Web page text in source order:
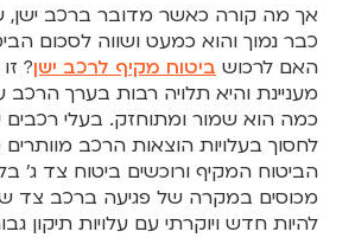
אך מה קורה כאשר מדובר ברכב ישן,
כבר נמוך והוא כמעט ושווה לסכום
האם לרכוש ביטוח מקיף לרכב ישן?
מעניינת והיא תלויה רבות בערך הרכב
כמה הוא שמור ומתוחזק. בעלי
לחסוך בעלויות הוצאות הרכב
הביטוח המקיף ורוכשים ביטוח צד ג’
מכוסים במקרה של פגיעה ברכב צד
להיות חדש ויוקרתי עם עלויות תיקון